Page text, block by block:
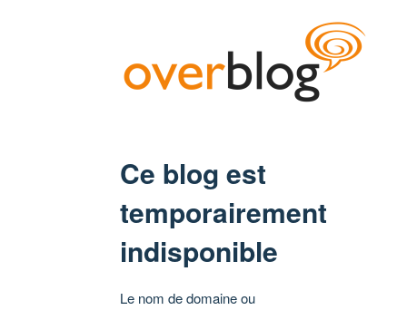
Ce blog est
temporairement
indisponible
Le nom de domaine ou